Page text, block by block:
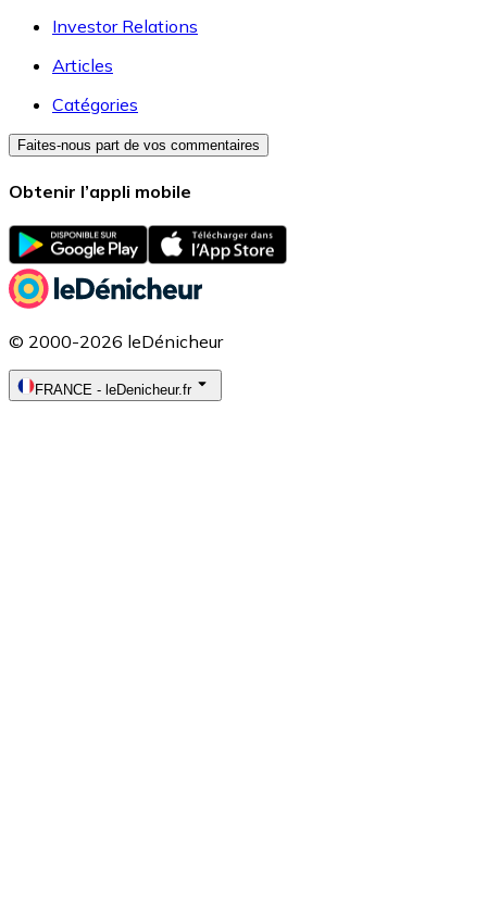
Investor Relations
Articles
Catégories
Faites-nous part de vos commentaires
Obtenir l’appli mobile
© 2000-2026 leDénicheur
FRANCE - leDenicheur.fr